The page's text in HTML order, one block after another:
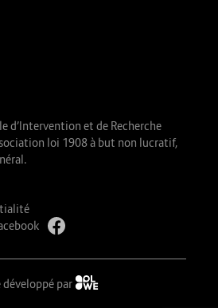
d’Intervention et de Recherche
loi 1908 à but non lucratif,
développé par